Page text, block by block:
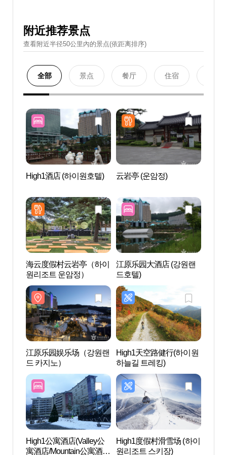
附近推荐景点
查看附近半径50公里內的景点(依距离排序)
全部 景点 餐厅 住宿
High1酒店 (하이원호텔) 云岩亭 (운암정)
海云度假村云岩亭（하이
원리조트 운암정）
江原乐园大酒店 (강원랜
드호텔)
江原乐园娱乐场（강원랜
드 카지노）
High1天空路健行(하이원
하늘길 트레킹)
High1公寓酒店(Valley公
寓酒店/Mountain公寓酒
High1度假村滑雪场 (하이
원리조트 스키장)